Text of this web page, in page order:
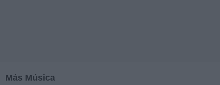
Más Música